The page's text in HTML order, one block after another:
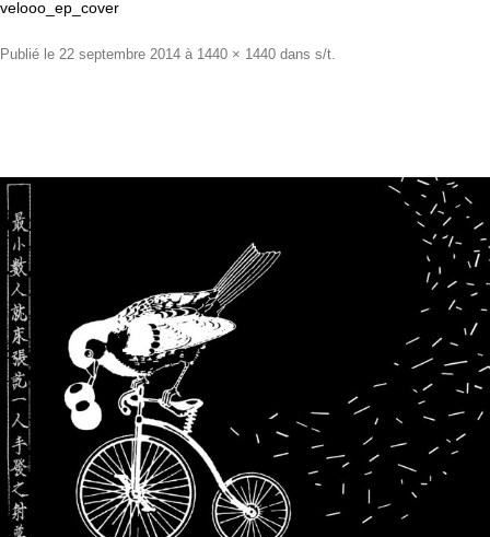
velooo_ep_cover
Publié le 22 septembre 2014 à 1440 × 1440 dans s/t.